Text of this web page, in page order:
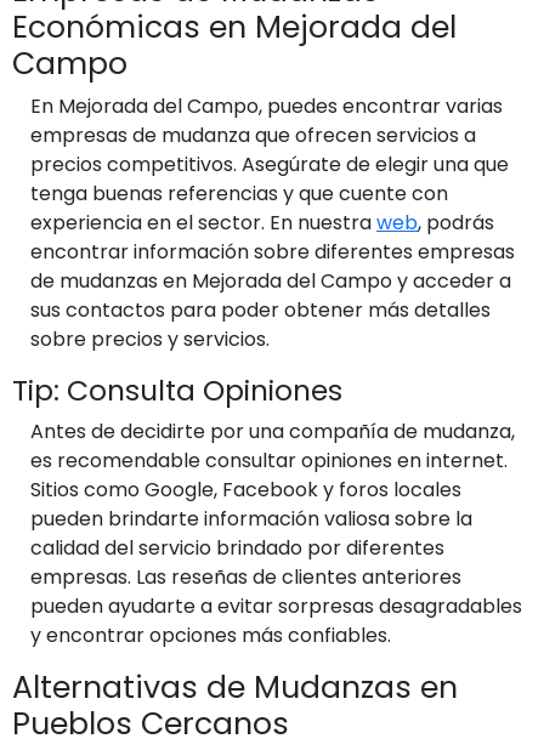
Económicas en Mejorada del
Campo
En Mejorada del Campo, puedes encontrar varias
empresas de mudanza que ofrecen servicios a
precios competitivos. Asegúrate de elegir una que
tenga buenas referencias y que cuente con
experiencia en el sector. En nuestraweb, podrás
encontrar información sobre diferentes empresas
de mudanzas en Mejorada del Campo y acceder a
sus contactos para poder obtener más detalles
sobre precios y servicios.
Tip: Consulta Opiniones
Antes de decidirte por una compañía de mudanza,
es recomendable consultar opiniones en internet.
Sitios como Google, Facebook y foros locales
pueden brindarte información valiosa sobre la
calidad del servicio brindado por diferentes
empresas. Las reseñas de clientes anteriores
pueden ayudarte a evitar sorpresas desagradables
y encontrar opciones más confiables.
Alternativas de Mudanzas en
Pueblos Cercanos